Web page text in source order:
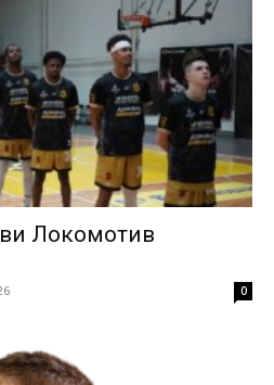
Локомотив
0